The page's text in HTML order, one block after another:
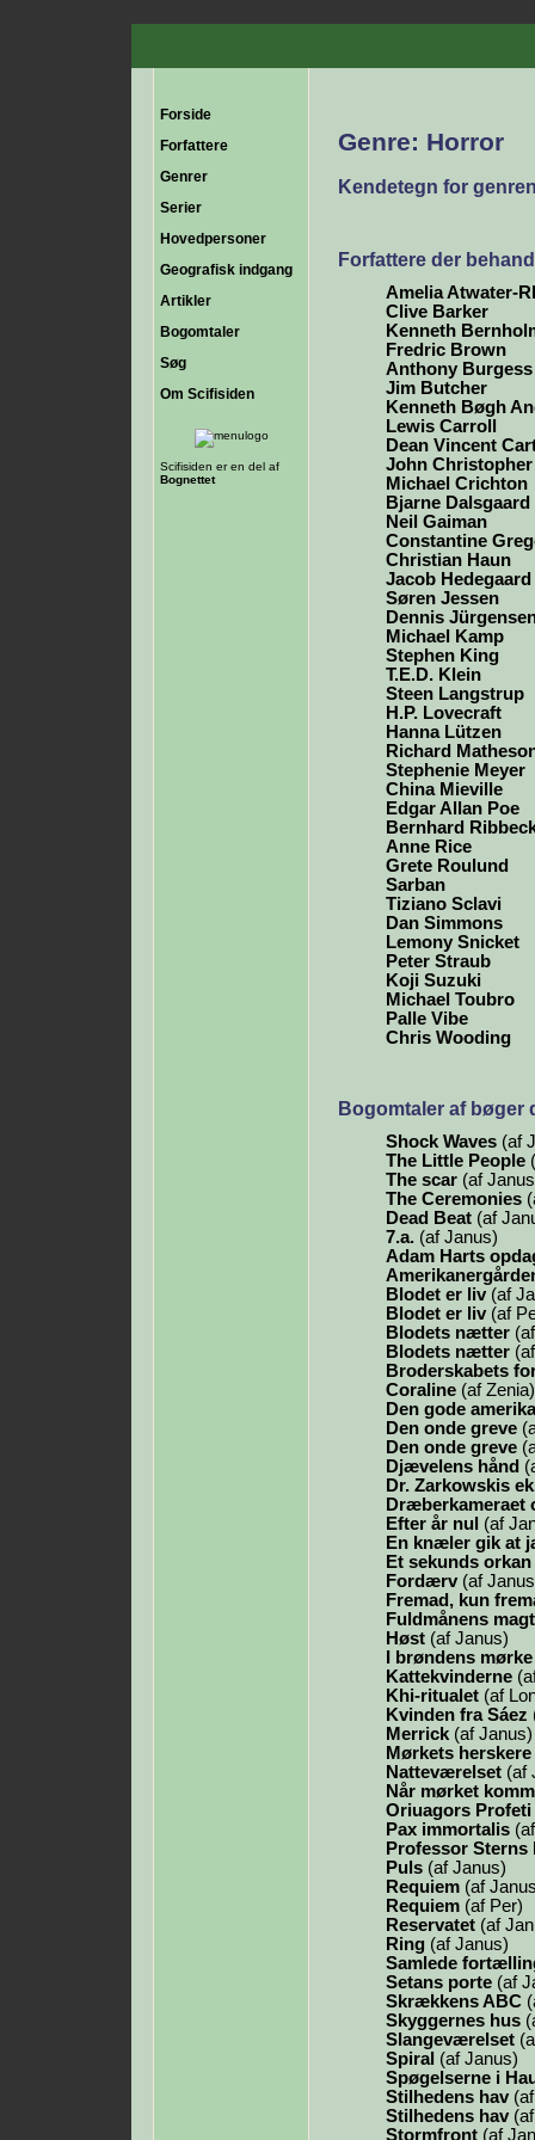
Forside
Forfattere
Genrer
Serier
Hovedpersoner
Geografisk indgang
Artikler
Bogomtaler
Søg
Om Scifisiden
Scifisiden er en del af
Bognettet
Genre: Horror
Kendetegn for
Forfattere der
Amelia Atwater-
Clive Barker
Kenneth
Fredric Brown
Anthony Burgess
Jim Butcher
Kenneth Bøgh
Lewis Carroll
Dean Vincent
John Christopher
Michael Crichton
Bjarne
Neil Gaiman
Constantine
Christian Haun
Jacob
Søren Jessen
Dennis
Michael Kamp
Stephen King
T.E.D. Klein
Steen Langstrup
H.P. Lovecraft
Hanna Lützen
Richard
Stephenie Meyer
China Mieville
Edgar Allan Poe
Bernhard
Anne Rice
Grete Roulund
Sarban
Tiziano Sclavi
Dan Simmons
Lemony Snicket
Peter Straub
Koji Suzuki
Michael Toubro
Palle Vibe
Chris Wooding
Bogomtaler af bøger
Shock Waves (af
The Little People
The scar (af
The Ceremonies
Dead Beat (af
7.a. (af Janus)
Adam Harts
Blodet er liv (af
Blodet er liv (af
Blodets nætter
Blodets nætter
Broderskabets
Coraline (af Zenia)
Den gode
Den onde greve
Den onde greve
Djævelens hånd
Dr. Zarkowskis
Dræberkameraet
Efter år nul (af
En knæler gik at
Et sekunds orkan
Fordærv (af
Fremad, kun
Fuldmånens magt
Høst (af Janus)
I brøndens mørke
Kattekvinderne
Khi-ritualet (af
Kvinden fra Sáez
Merrick (af Janus)
Mørkets herskere
Natteværelset (af
Når mørket
Oriuagors Profeti
Pax immortalis
Professor Sterns
Puls (af Janus)
Requiem (af
Requiem (af Per)
Reservatet (af
Ring (af Janus)
Samlede
Setans porte (af
Skrækkens ABC
Skyggernes hus
Slangeværelset
Spiral (af Janus)
Spøgelserne i
Stilhedens hav
Stilhedens hav
Stormfront (af